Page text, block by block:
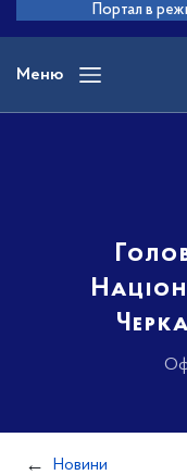
основного
вмісту
Портал в
Меню
Новини